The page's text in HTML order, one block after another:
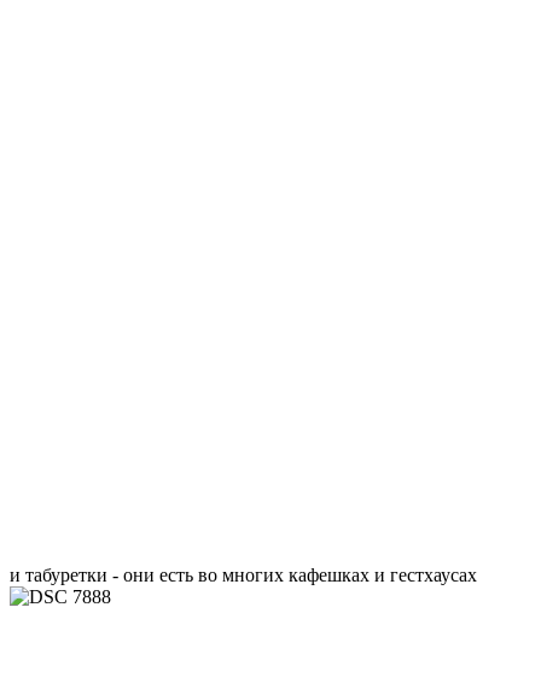
и табуретки - они есть во многих кафешках и гестхаусах